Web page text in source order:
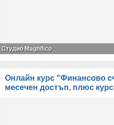
Студио Magnifico
Онлайн курс "Финансово
месечен достъп, плюс